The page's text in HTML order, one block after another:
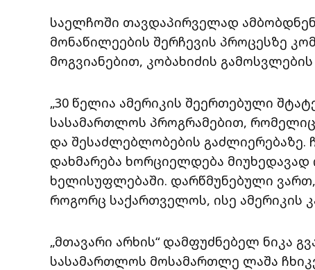
საელჩოში თავდაპირველად
მონაწილეების შერჩევის პროცესზე
მოგვიანებით, კობახიძის
„30 წელია ამერიკის შეერთებული
სასამართლოს პროგრამებით,
და შესაძლებლობების გაძლიერებაზე.
დახმარება ხორციელდება
ხელისუფლებაში. დარწმუნებული
როგორც საქართველოს, ისე ამერიკის
„მთავარი არხის“ დამფუძნებელ ნიკა
სასამართლოს მოსამართლე ლაშა